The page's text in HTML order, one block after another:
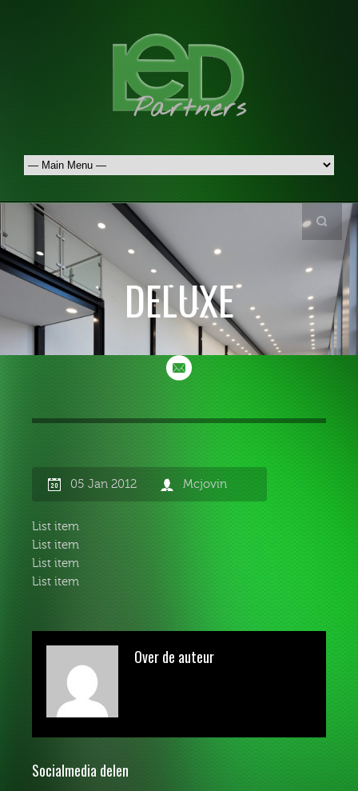
DELUXE
05 Jan 2012 Mcjovin
List item
List item
List item
List item
Over de auteur
Socialmedia delen